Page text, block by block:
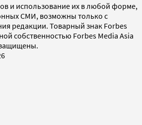
и использование их в любой форме,
СМИ, возможны только с
редакции. Товарный знак Forbes
собственностью Forbes Media Asia